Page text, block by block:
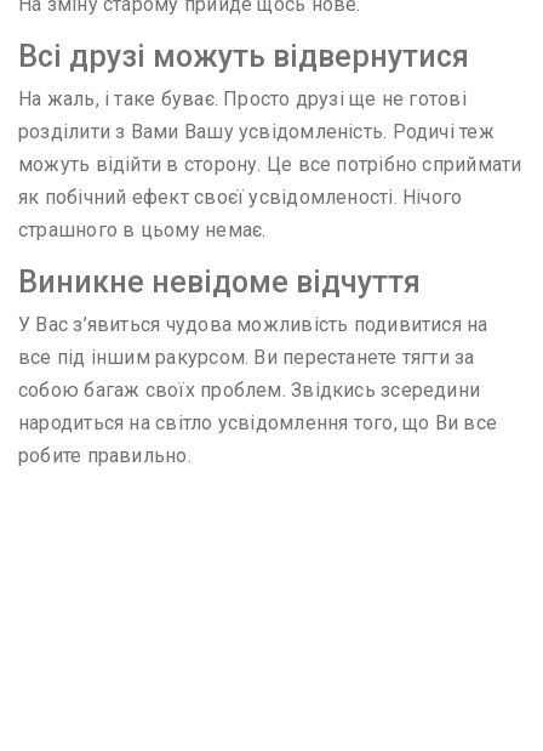
Всі друзі можуть відвернутися
На жаль, і таке буває. Просто друзі ще не готові
розділити з Вами Вашу усвідомленість. Родичі теж
можуть відійти в сторону. Це все потрібно сприймати
як побічний ефект своєї усвідомленості. Нічого
страшного в цьому немає.
Виникне невідоме відчуття
У Вас з’явиться чудова можливість подивитися на
все під іншим ракурсом. Ви перестанете тягти за
собою багаж своїх проблем. Звідкись зсередини
народиться на світло усвідомлення того, що Ви все
робите правильно.